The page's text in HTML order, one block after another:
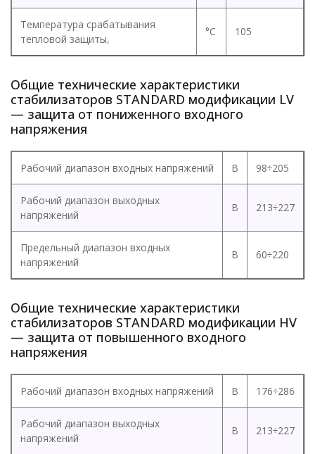
Температура срабатывания
тепловой защиты,
°C 105
Общие технические характеристики
стабилизаторов STANDARD модификации LV
— защита от пониженного входного
напряжения
Рабочий диапазон входных напряжений В 98÷205
Рабочий диапазон выходных
напряжений
В 213÷227
Предельный диапазон входных
напряжений
В 60÷220
Общие технические характеристики
стабилизаторов STANDARD модификации HV
— защита от повышенного входного
напряжения
Рабочий диапазон входных напряжений В 176÷286
Рабочий диапазон выходных
напряжений
В 213÷227